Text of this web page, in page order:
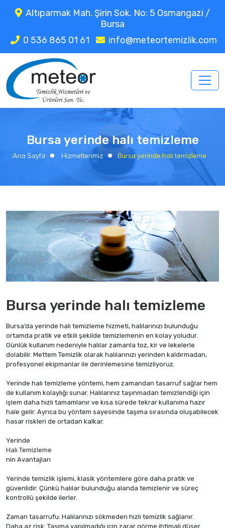
Altıparmak Mah. Şirin Sok. No: 5 Osmangazi /
Bursa
0 536 865 01 61
info@meteortemizlik.com
Bursa yerinde halı temizleme
Ana Sayfa Hizmetlerimiz Bursa yerinde halı temizleme
Bursa yerinde halı temizleme
Bursa’da yerinde halı temizleme hizmeti, halılarınızı bulunduğu
ortamda pratik ve etkili şekilde temizlemenin en kolay yoludur.
Günlük kullanım nedeniyle halılar zamanla toz, kir ve lekelerle
dolabilir. Mettem Temizlik olarak halılarınızı yerinden kaldırmadan,
profesyonel ekipmanlar ile derinlemesine temizliyoruz.
Yerinde halı temizleme yöntemi, hem zamandan tasarruf sağlar hem
de kullanım kolaylığı sunar. Halılarınız taşınmadan temizlendiği için
işlem daha hızlı tamamlanır ve kısa sürede tekrar kullanıma hazır
hale gelir. Ayrıca bu yöntem sayesinde taşıma sırasında oluşabilecek
hasar riskleri de ortadan kalkar.
Yerinde
Halı Temizleme
nin Avantajları
Yerinde temizlik işlemi, klasik yöntemlere göre daha pratik ve
güvenlidir. Çünkü halılar bulunduğu alanda temizlenir ve süreç
kontrollü şekilde ilerler.
Zaman tasarrufu: Halılarınızı sökmeden hızlı temizlik sağlanır.
Daha az risk: Taşıma yapılmadığı için zarar görme ihtimali düşer.